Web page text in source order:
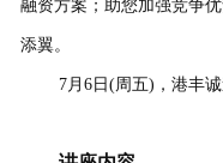
融资方案；助您加强竞争
添翼。
7月6日(周五)，港丰诚